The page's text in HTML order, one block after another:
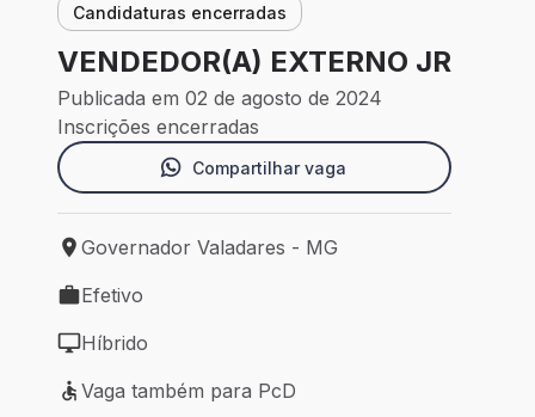
Candidaturas encerradas
VENDEDOR(A) EXTERNO JR
Publicada em 02 de agosto de 2024
Inscrições encerradas
Compartilhar vaga
Local de trabalho: Governador Valadares - MG
Governador Valadares - MG
Tipo de vaga: Efetivo
Efetivo
Modelo de trabalho: Híbrido
Híbrido
Vaga também para PcD
Vaga também para PcD